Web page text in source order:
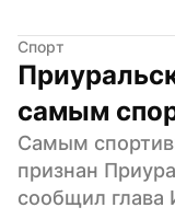
Спорт
самым
Самым
признан
сообщил глава